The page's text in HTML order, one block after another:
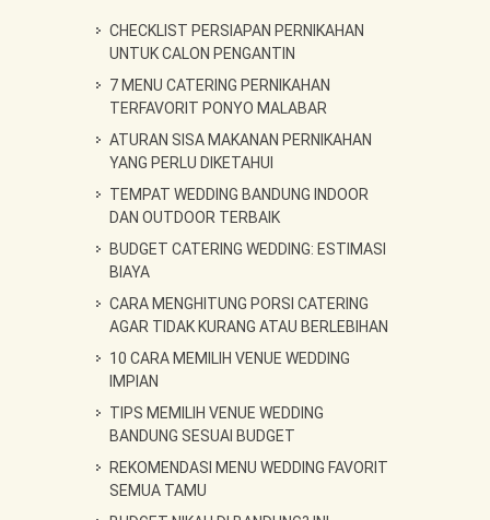
CHECKLIST PERSIAPAN PERNIKAHAN
UNTUK CALON PENGANTIN
7 MENU CATERING PERNIKAHAN
TERFAVORIT PONYO MALABAR
ATURAN SISA MAKANAN PERNIKAHAN
YANG PERLU DIKETAHUI
TEMPAT WEDDING BANDUNG INDOOR
DAN OUTDOOR TERBAIK
BUDGET CATERING WEDDING: ESTIMASI
BIAYA
CARA MENGHITUNG PORSI CATERING
AGAR TIDAK KURANG ATAU BERLEBIHAN
10 CARA MEMILIH VENUE WEDDING
IMPIAN
TIPS MEMILIH VENUE WEDDING
BANDUNG SESUAI BUDGET
REKOMENDASI MENU WEDDING FAVORIT
SEMUA TAMU